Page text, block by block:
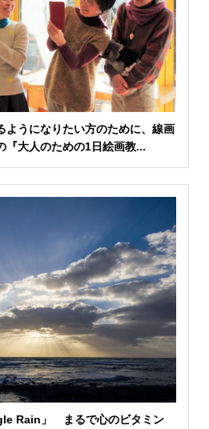
ようになりたい方のために、線画
『大人のための1日絵画教...
Rain」 まるで心のビタミン